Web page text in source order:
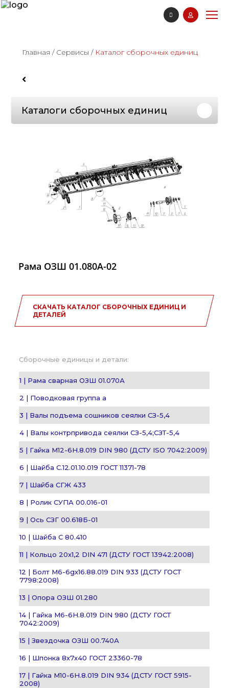
Главная / Сервисы / Каталог сборочных единиц
Каталоги сборочных единиц
Рама ОЗШ 01.080А-02
СКАЧАТЬ КАТАЛОГ СБОРОЧНЫХ ЕДИНИЦ И
ДЕТАЛЕЙ
Сборочные единицы и детали:
1 | Рама сварная ОЗШ 01.070А
2 | Поводковая группа а
3 | Валы подъема сошников сеялки СЗ-5,4
4 | Валы контрпривода сеялки СЗ-5,4;СЗТ-5,4
5 | Гайка М12-6H.8.019 DIN 980 (ДСТУ ISO 7042:2009)
6 | Шайба С.12.01.10.019 ГОСТ 11371-78
7 | Шайба СГЖ 433
8 | Ролик СУПА 00.016-01
9 | Ось СЗГ 00.618Б-01
10 | Шайба С 80.410
11 | Кольцо 20х1,2 DIN 471 (ДСТУ ГОСТ 13942:2008)
12 | Болт М6-6gх16.88.019 DIN 933 (ДСТУ ГОСТ
7798:2008)
13 | Опора ОЗШ 01.280
14 | Гайка М6-6H.8.019 DIN 980 (ДСТУ ГОСТ
7042:2009)
15 | Звездочка ОЗШ 00.740А
16 | Шпонка 8х7х40 ГОСТ 23360-78
17 | Гайка М10-6H.8.019 DIN 934 (ДСТУ ГОСТ 5915-
2008)